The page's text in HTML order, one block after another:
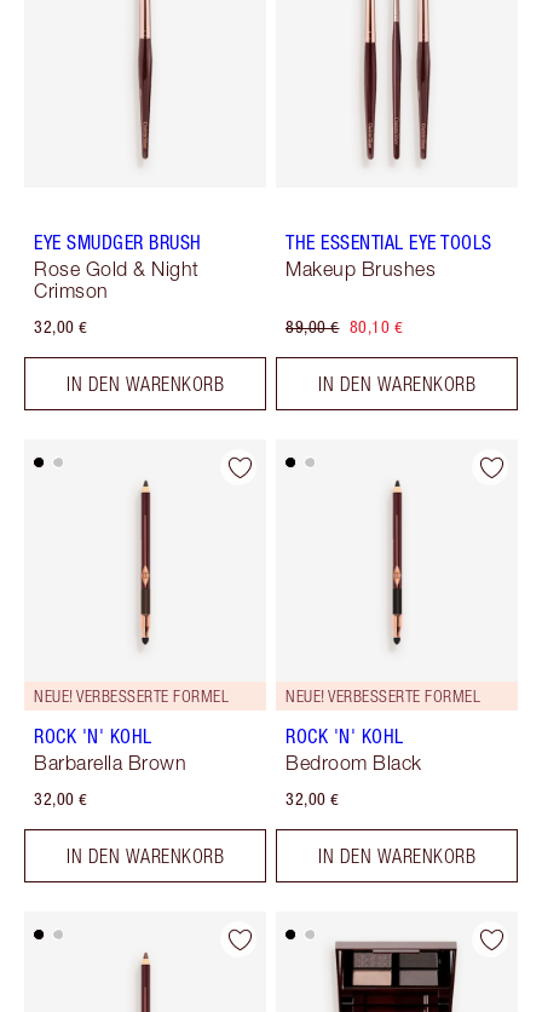
EYE SMUDGER BRUSH
Rose Gold & Night
Crimson
32,00 €
IN DEN WARENKORB
THE ESSENTIAL EYE TOOLS
Makeup Brushes
89,00 € 80,10 €
IN DEN WARENKORB
NEUE! VERBESSERTE FORMEL
ROCK 'N' KOHL
Barbarella Brown
32,00 €
IN DEN WARENKORB
NEUE! VERBESSERTE FORMEL
ROCK 'N' KOHL
Bedroom Black
32,00 €
IN DEN WARENKORB